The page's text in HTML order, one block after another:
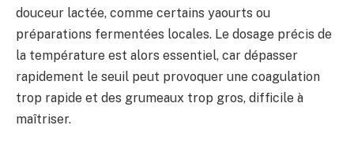
douceur lactée, comme certains yaourts ou
préparations fermentées locales. Le dosage précis de
la température est alors essentiel, car dépasser
rapidement le seuil peut provoquer une coagulation
trop rapide et des grumeaux trop gros, difficile à
maîtriser.